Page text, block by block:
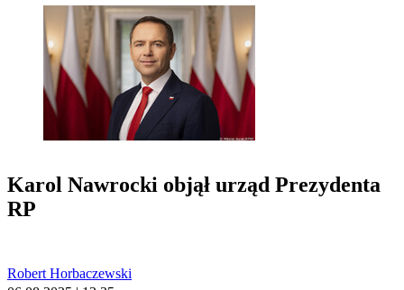
Karol Nawrocki objął urząd Prezydenta
RP
Robert Horbaczewski